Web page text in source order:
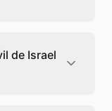
el
que
de Israel